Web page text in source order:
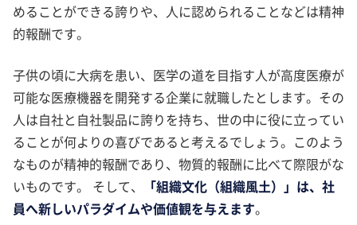
めることができる誇りや、人に認められることなどは精神
的報酬です。
子供の頃に大病を患い、医学の道を目指す人が高度医療が
可能な医療機器を開発する企業に就職したとします。その
人は自社と自社製品に誇りを持ち、世の中に役に立ってい
ることが何よりの喜びであると考えるでしょう。このよう
なものが精神的報酬であり、物質的報酬に比べて際限がな
いものです。 そして、
「組織文化（組織風土）」は、社
員へ新しいパラダイムや価値観を与えます。